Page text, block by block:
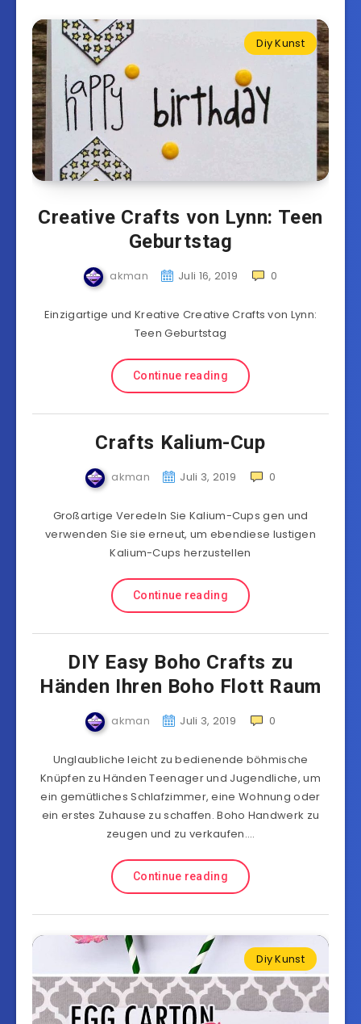
Diy Kunst
Creative Crafts von Lynn: Teen
Geburtstag
akman Juli 16, 2019 0
Einzigartige und Kreative Creative Crafts von Lynn:
Teen Geburtstag
Continue reading
Crafts Kalium-Cup
akman Juli 3, 2019 0
Großartige Veredeln Sie Kalium-Cups gen und
verwenden Sie sie erneut, um ebendiese lustigen
Kalium-Cups herzustellen
Continue reading
DIY Easy Boho Crafts zu
Händen Ihren Boho Flott Raum
akman Juli 3, 2019 0
Unglaubliche leicht zu bedienende böhmische
Knüpfen zu Händen Teenager und Jugendliche, um
ein gemütliches Schlafzimmer, eine Wohnung oder
ein erstes Zuhause zu schaffen. Boho Handwerk zu
zeugen und zu verkaufen….
Continue reading
Diy Kunst